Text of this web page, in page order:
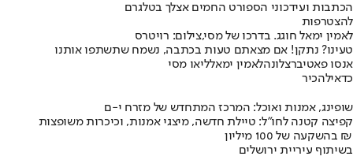
הכתבות ועידכוני הספורט החמים אצלך בטלגרם
להצטרפות
לאמין ימאל חוגג. בדרכו של מסי,צילום: רויטרס
טעינו? נתקן! אם מצאתם טעות בכתבה, נשמח שתשתפו אותנו
אנסו פאטיברצלונהלאמין ימאלליאו מסי
כדאילהכיר
שופינג, אמנות ואוכל: המרכז המתחדש של מזרח י-ם
קפיצה קטנה לחו"ל: טיילת חדשה, מיצגי אמנות, וכיכרות משופצות
בהשקעה של 100 מיליון ₪
בשיתוף עיריית ירושלים